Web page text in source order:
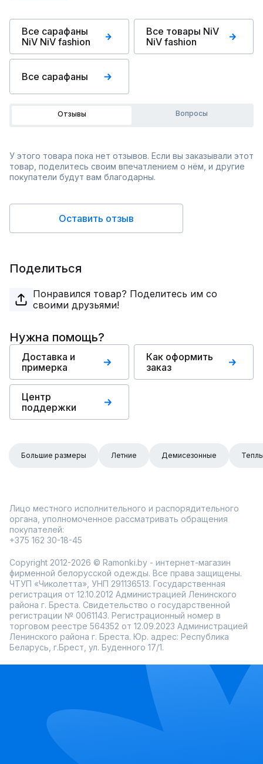
Все сарафаны
NiV NiV fashion
Все товары NiV
NiV fashion
Все сарафаны
Отзывы Вопросы
У этого товара пока нет отзывов. Если вы заказывали этот
товар, поделитесь своим впечатлением о нём, и другие
покупатели будут вам благодарны.
Оставить отзыв
Поделиться
Понравился товар? Поделитесь им со
своими друзьями!
Нужна помощь?
Доставка и
примерка
Как оформить
заказ
Центр
поддержки
Большие размеры Летние Демисезонные
Лицо местного исполнительного и распорядительного
органа, уполномоченное рассматривать обращения
покупателей:
+375 162 30-18-45
Copyright 2012-2026 © Ramonki.by - интернет-магазин
фирменной белорусской одежды. Все права защищены.
ЧТУП «Чиколетта», УНП 291136513. Государственная
регистрация от 12.10.2012 Администрацией Ленинского
района г. Бреста. Свидетельство о государственной
регистрации № 0061143. Регистрационный номер в
торговом реестре 564352 от 12.09.2023 Администрацией
Ленинского района г. Бреста. Юр. адрес: Республика
Беларусь, г.Брест, ул. Буденного 17/1.